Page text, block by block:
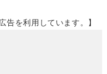
告を利用しています。】